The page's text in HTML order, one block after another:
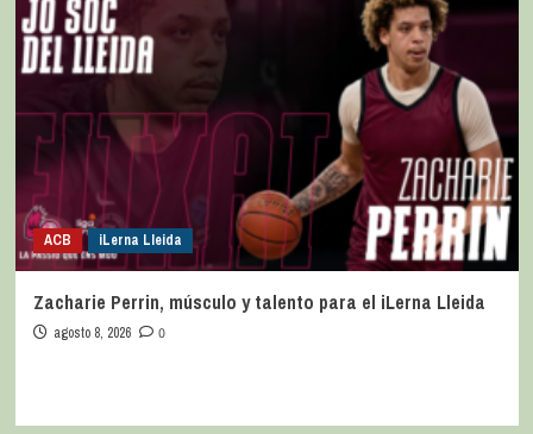
ACB iLerna Lleida
Zacharie Perrin, músculo y talento para el iLerna Lleida
agosto 8, 2026 0